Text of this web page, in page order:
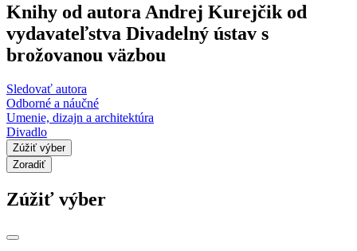
Knihy od autora Andrej Kurejčik od
vydavateľstva Divadelný ústav s
brožovanou väzbou
Sledovať autora
Odborné a náučné
Umenie, dizajn a architektúra
Divadlo
Zúžiť výber
Zoradiť
Zúžiť výber